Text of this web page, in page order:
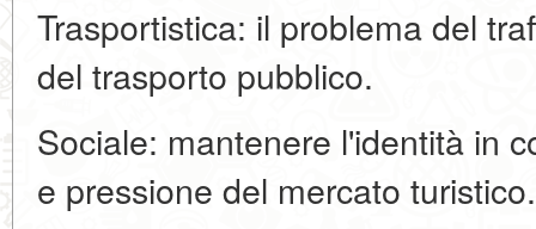
Trasportistica: il problema del
del trasporto pubblico.
Sociale: mantenere l'identità in
e pressione del mercato turistico.